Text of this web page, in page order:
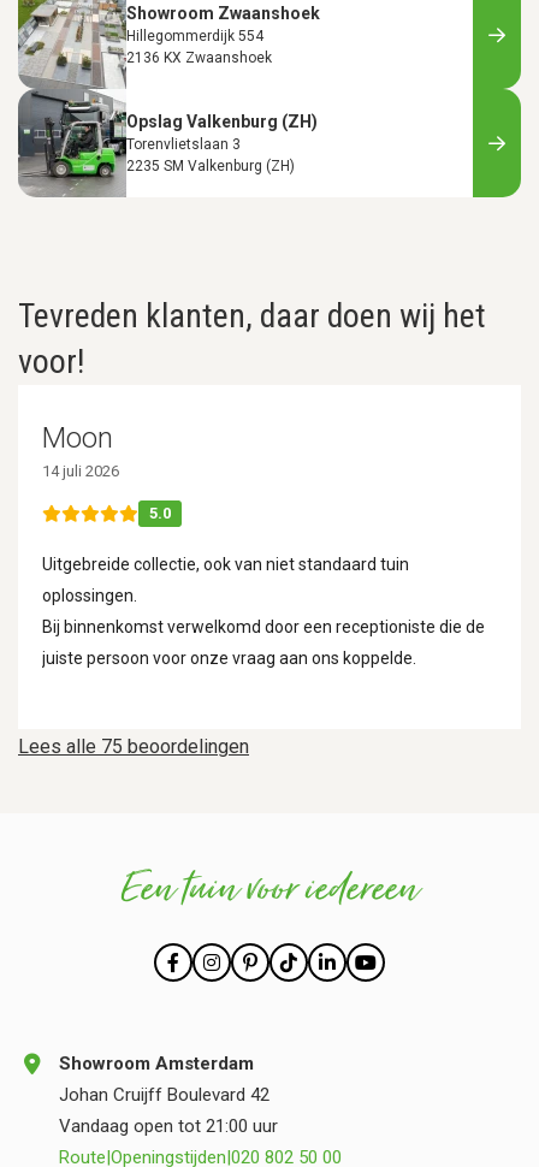
Showroom Zwaanshoek
Hillegommerdijk 554
2136 KX Zwaanshoek
Opslag Valkenburg (ZH)
Torenvlietslaan 3
2235 SM Valkenburg (ZH)
Tevreden klanten, daar doen wij het
voor!
Lees alle 75 beoordelingen
Moon
14 juli 2026
5.0
Uitgebreide collectie, ook van niet standaard tuin
oplossingen.
Bij binnenkomst verwelkomd door een receptioniste die de
juiste persoon voor onze vraag aan ons koppelde.
Een tuin voor iedereen
Showroom Amsterdam
Johan Cruijff Boulevard 42
Vandaag open tot 21:00 uur
Route|Openingstijden|020 802 50 00